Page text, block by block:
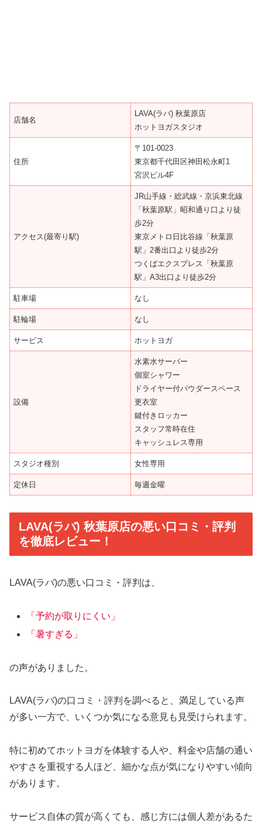
店舗名
LAVA(ラバ) 秋葉原店
ホットヨガスタジオ
住所
〒101-0023
東京都千代田区神田松永町1
宮沢ビル4F
アクセス(最寄り駅)
JR山手線・総武線・京浜東北線
「秋葉原駅」昭和通り口より徒
歩2分
東京メトロ日比谷線「秋葉原
駅」2番出口より徒歩2分
つくばエクスプレス「秋葉原
駅」A3出口より徒歩2分
駐車場 なし
駐輪場 なし
サービス ホットヨガ
設備
水素水サーバー
個室シャワー
ドライヤー付パウダースペース
更衣室
鍵付きロッカー
スタッフ常時在住
キャッシュレス専用
スタジオ種別 女性専用
定休日 毎週金曜
LAVA(ラバ) 秋葉原店の悪い口コミ・評判
を徹底レビュー！
LAVA(ラバ)の悪い口コミ・評判は、
「予約が取りにくい」
「暑すぎる」
の声がありました。
LAVA(ラバ)の口コミ・評判を調べると、満足している声
が多い一方で、いくつか気になる意見も見受けられます。
特に初めてホットヨガを体験する人や、料金や店舗の通い
やすさを重視する人ほど、細かな点が気になりやすい傾向
があります。
サービス自体の質が高くても、感じ方には個人差があるた